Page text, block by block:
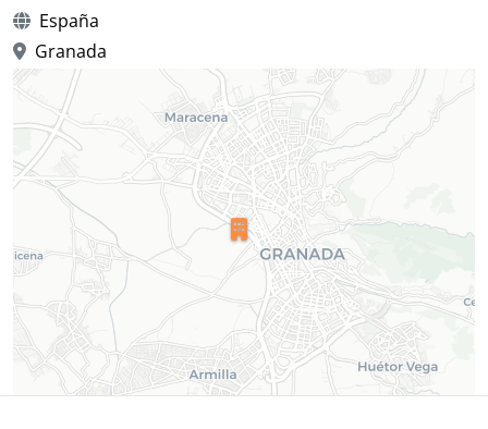
España
Granada